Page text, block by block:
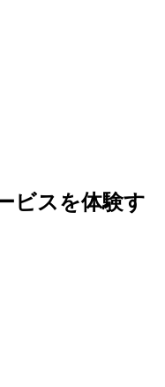
ビスを体験す